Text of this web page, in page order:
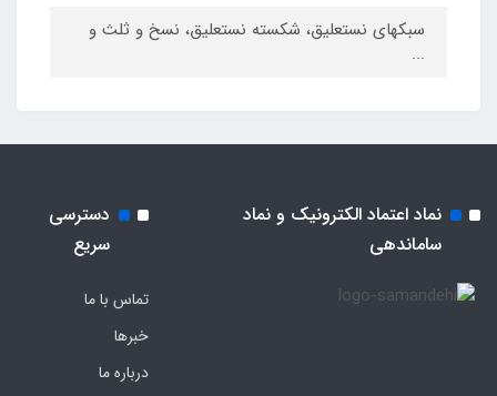
سبکهای نستعلیق، شکسته نستعلیق، نسخ و ثلث و
...
نماد اعتماد الکترونیک و نماد
ساماندهی
دسترسی
سریع
تماس با ما
خبرها
درباره ما